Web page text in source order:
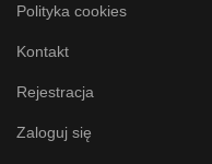
Polityka cookies
Kontakt
Rejestracja
Zaloguj się